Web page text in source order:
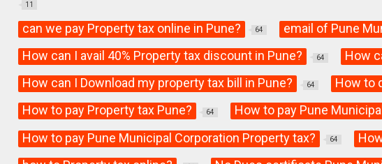
11
can we pay Property tax online in Pune? 64 email of Pune
How can I avail 40% Property tax discount in Pune? 64 How
How can I Download my property tax bill in Pune? 64 How to
How to pay Property tax Pune? 64 How to pay Pune
How to pay Pune Municipal Corporation Property tax? 64